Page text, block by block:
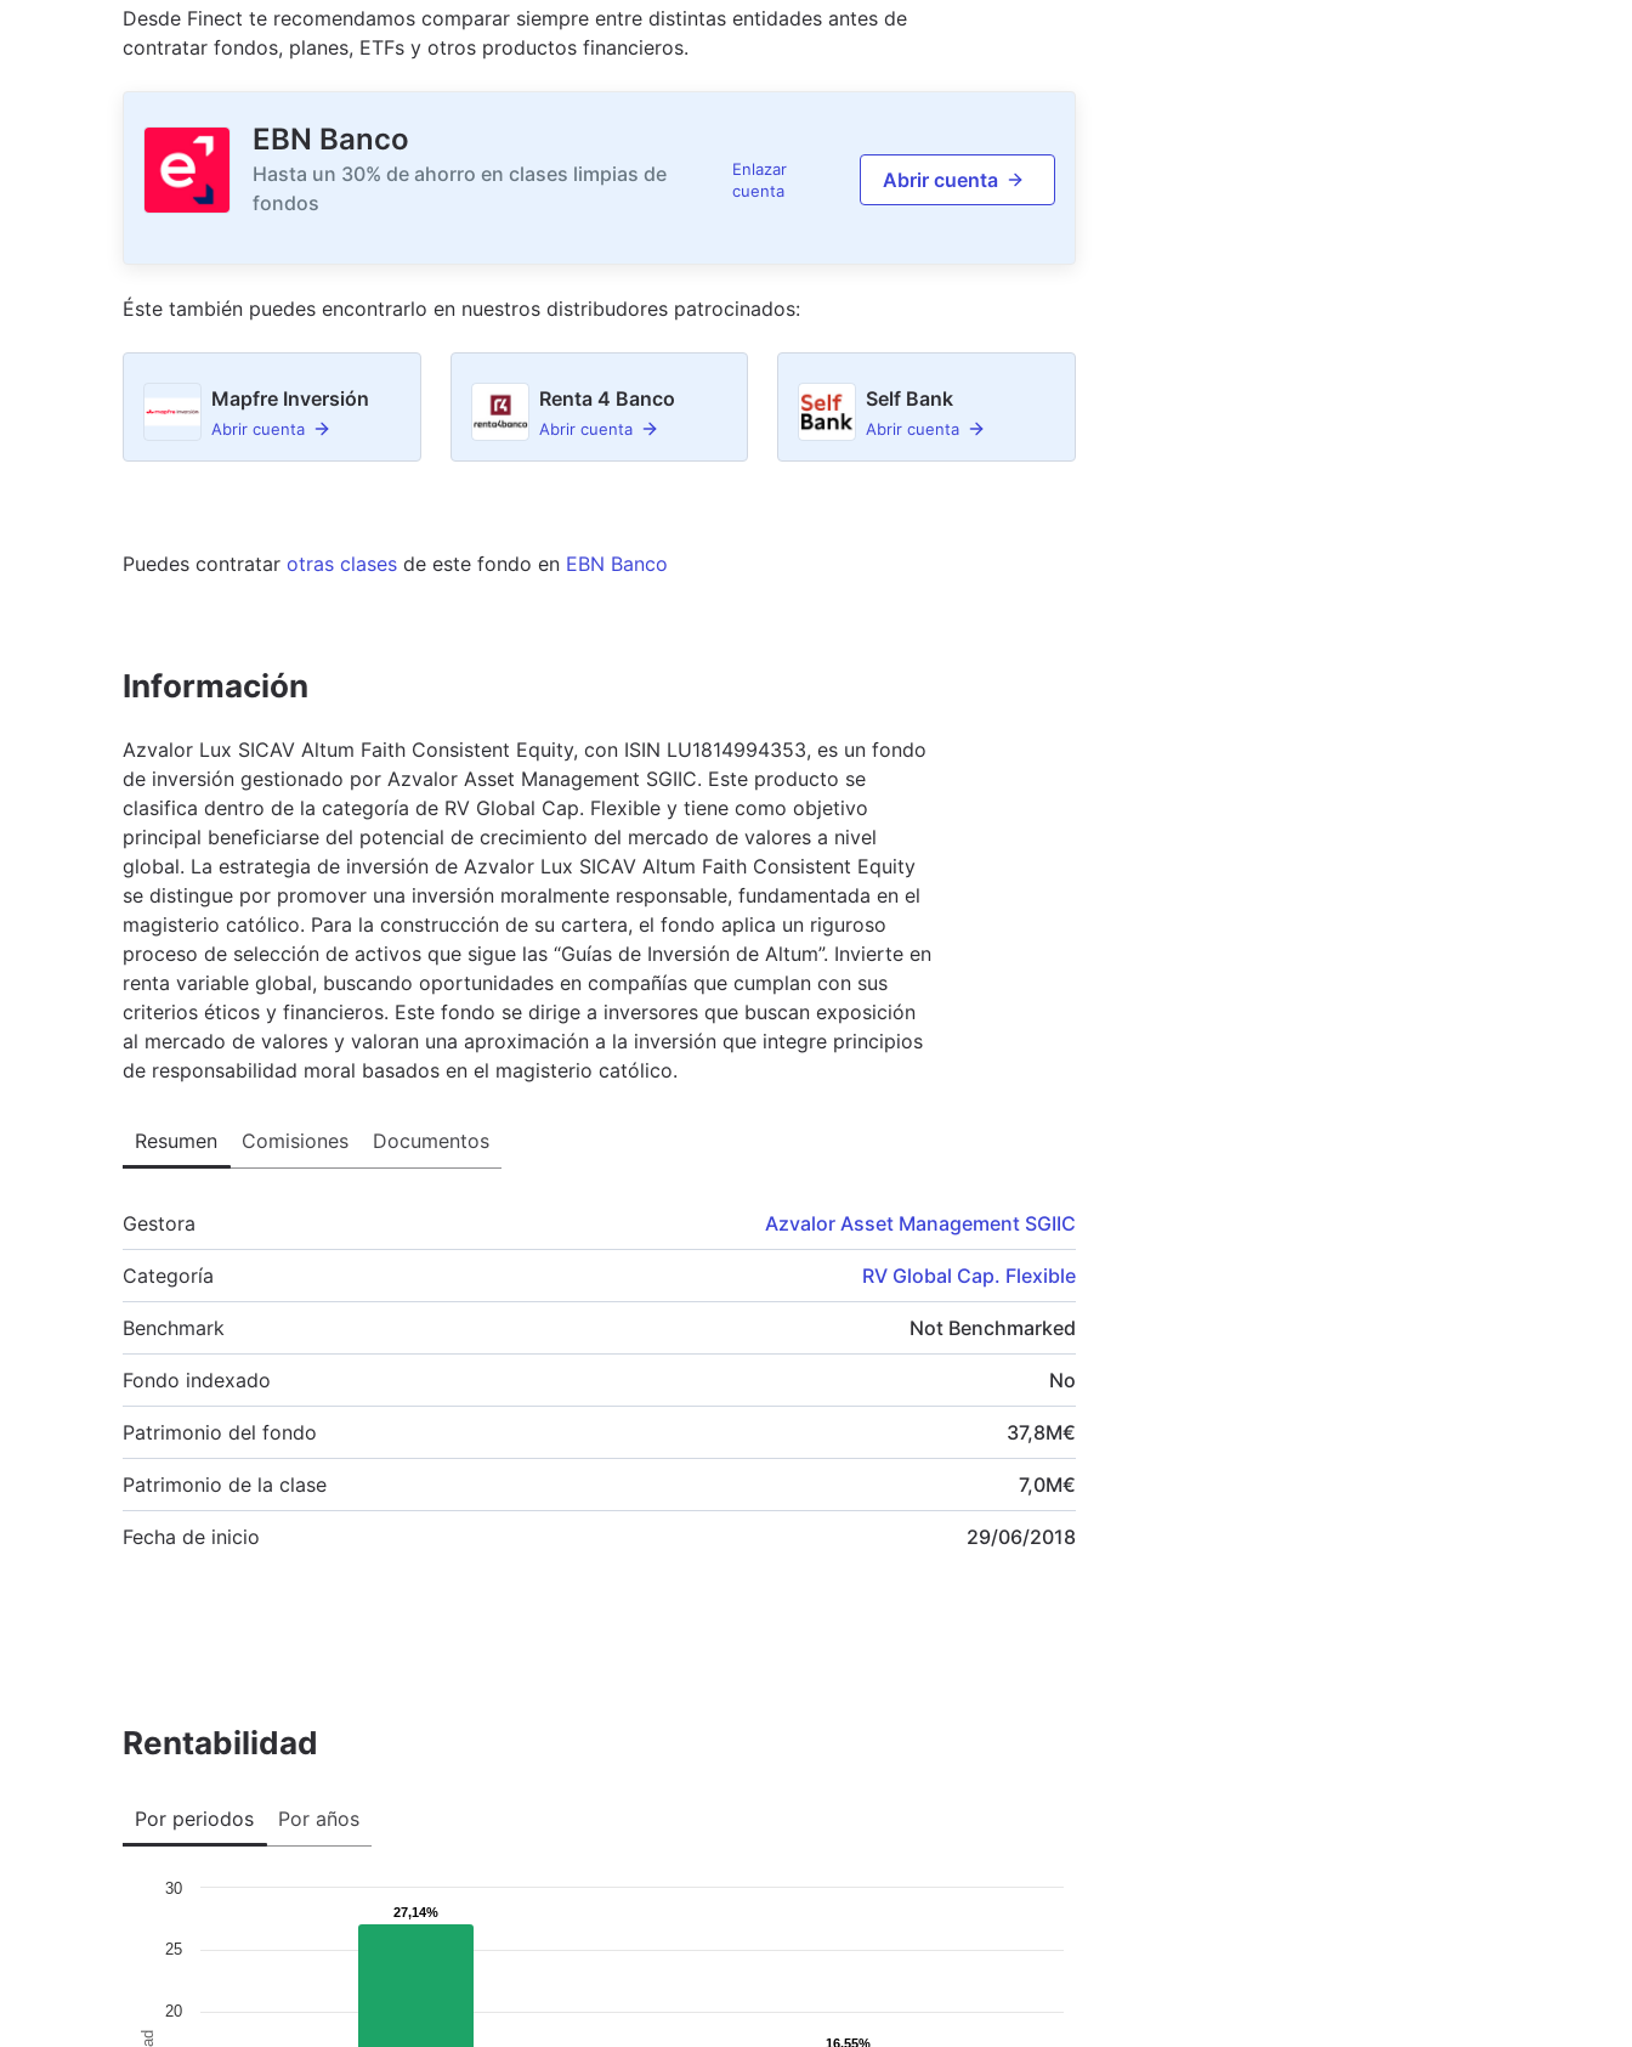
Desde Finect te recomendamos comparar siempre entre distintas entidades antes de
contratar fondos, planes, ETFs y otros productos financieros.
EBN Banco
Hasta un 30% de ahorro en clases limpias de
fondos
Enlazar
cuenta
Abrir cuenta
Éste también puedes encontrarlo en nuestros distribudores patrocinados:
Mapfre Inversión
Abrir cuenta
Renta 4 Banco
Abrir cuenta
Self Bank
Abrir cuenta
Puedes contratar otras clases de este fondo en EBN Banco
Información
Azvalor Lux SICAV Altum Faith Consistent Equity, con ISIN LU1814994353, es un fondo
de inversión gestionado por Azvalor Asset Management SGIIC. Este producto se
clasifica dentro de la categoría de RV Global Cap. Flexible y tiene como objetivo
principal beneficiarse del potencial de crecimiento del mercado de valores a nivel
global. La estrategia de inversión de Azvalor Lux SICAV Altum Faith Consistent Equity
se distingue por promover una inversión moralmente responsable, fundamentada en el
magisterio católico. Para la construcción de su cartera, el fondo aplica un riguroso
proceso de selección de activos que sigue las “Guías de Inversión de Altum”. Invierte en
renta variable global, buscando oportunidades en compañías que cumplan con sus
criterios éticos y financieros. Este fondo se dirige a inversores que buscan exposición
al mercado de valores y valoran una aproximación a la inversión que integre principios
de responsabilidad moral basados en el magisterio católico.
Resumen Comisiones Documentos
Gestora Azvalor Asset Management SGIIC
Categoría RV Global Cap. Flexible
Benchmark Not Benchmarked
Fondo indexado No
Patrimonio del fondo 37,8M€
Patrimonio de la clase 7,0M€
Fecha de inicio 29/06/2018
Rentabilidad
Por periodos Por años
27,14%
27,14%
16,55%
16,55%
20
25
30